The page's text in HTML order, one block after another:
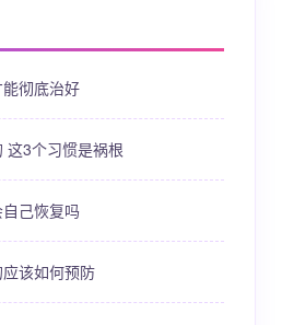
彻底治好
这3个习惯是祸根
己恢复吗
该如何预防